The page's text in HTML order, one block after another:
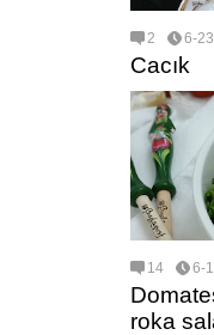
2 6-
Cacık
14 6-
roka